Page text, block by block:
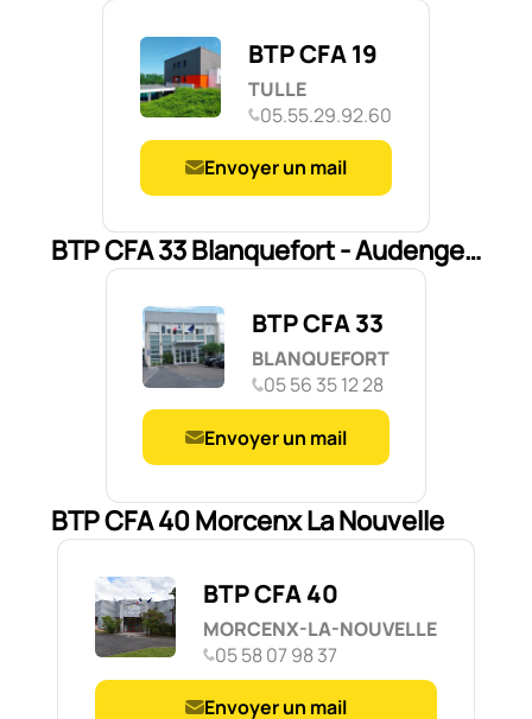
BTP CFA 19
TULLE
05.55.29.92.60
Envoyer un mail
BTP CFA 33 Blanquefort - Audenge - Reignac
BTP CFA 33
BLANQUEFORT
05 56 35 12 28
Envoyer un mail
BTP CFA 40 Morcenx La Nouvelle
BTP CFA 40
MORCENX-LA-NOUVELLE
05 58 07 98 37
Envoyer un mail